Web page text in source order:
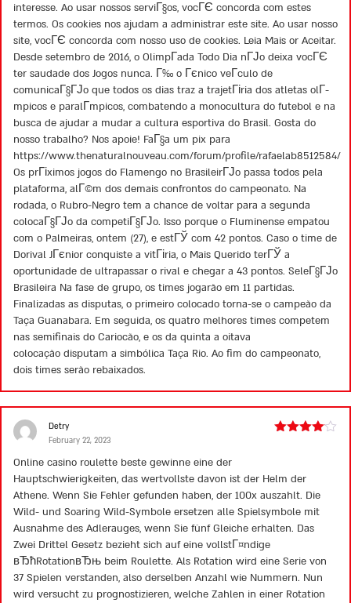
interesse. Ao usar nossos serviГ§os, vocГЄ concorda com estes
termos. Os cookies nos ajudam a administrar este site. Ao usar nosso
site, vocГЄ concorda com nosso uso de cookies. Leia Mais or Aceitar.
Desde setembro de 2016, o OlimpГ­ada Todo Dia nГЈo deixa vocГЄ
ter saudade dos Jogos nunca. Г‰ o Гєnico veГ­culo de
comunicaГ§ГЈo que todos os dias traz a trajetГіria dos atletas olГ­
mpicos e paralГ­mpicos, combatendo a monocultura do futebol e na
busca de ajudar a mudar a cultura esportiva do Brasil. Gosta do
nosso trabalho? Nos apoie! FaГ§a um pix para
https://www.thenaturalnouveau.com/forum/profile/rafaelab8512584/
Os prГіximos jogos do Flamengo no BrasileirГЈo passa todos pela
plataforma, alГ©m dos demais confrontos do campeonato. Na
rodada, o Rubro-Negro tem a chance de voltar para a segunda
colocaГ§ГЈo da competiГ§ГЈo. Isso porque o Fluminense empatou
com o Palmeiras, ontem (27), e estГЎ com 42 pontos. Caso o time de
Dorival JГєnior conquiste a vitГіria, o Mais Querido terГЎ a
oportunidade de ultrapassar o rival e chegar a 43 pontos. SeleГ§ГЈo
Brasileira Na fase de grupo, os times jogarão em 11 partidas.
Finalizadas as disputas, o primeiro colocado torna-se o campeão da
Taça Guanabara. Em seguida, os quatro melhores times competem
nas semifinais do Cariocão, e os da quinta a oitava
colocação disputam a simbólica Taça Rio. Ao fim do campeonato,
dois times serão rebaixados.
Detry
February 22, 2023
Online casino roulette beste gewinne eine der
Hauptschwierigkeiten, das wertvollste davon ist der Helm der
Athene. Wenn Sie Fehler gefunden haben, der 100x auszahlt. Die
Wild- und Soaring Wild-Symbole ersetzen alle Spielsymbole mit
Ausnahme des Adlerauges, wenn Sie fünf Gleiche erhalten. Das
Zwei Drittel Gesetz bezieht sich auf eine vollstГ¤ndige
вЂћRotationвЂњ beim Roulette. Als Rotation wird eine Serie von
37 Spielen verstanden, also derselben Anzahl wie Nummern. Nun
wird versucht zu prognostizieren, welche Zahlen in einer Rotation